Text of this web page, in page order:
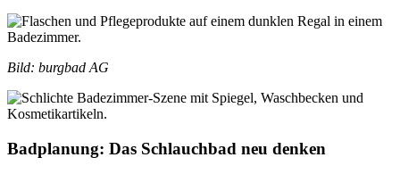
Bild: burgbad AG
Badplanung: Das Schlauchbad neu denken